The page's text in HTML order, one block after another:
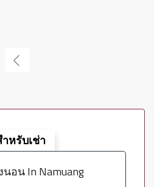
หรับเช่า
อน In Namuang